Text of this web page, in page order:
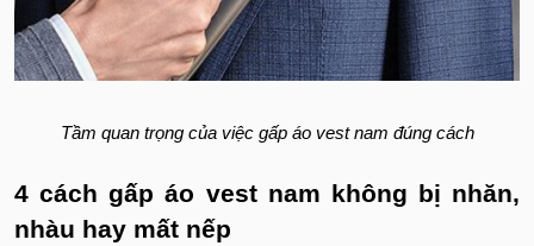
Tầm quan trọng của việc gấp áo vest nam đúng cách
4 cách gấp áo vest nam không bị nhăn,
nhàu hay mất nếp